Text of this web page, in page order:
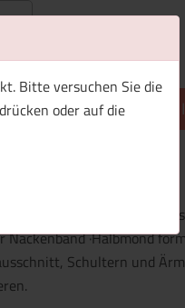
Bitte versuchen Sie die
oder auf die
gekämmt und
·Halbmond
Schultern und